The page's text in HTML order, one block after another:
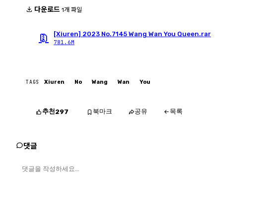
다운로드 1개 파일
[Xiuren] 2023 No.7145 Wang Wan You Queen.rar
781.6M
TAGS Xiuren No Wang Wan You
추천297 북마크 공유 목록
댓글